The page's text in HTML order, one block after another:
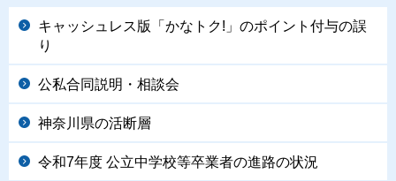
キャッシュレス版「かなトク!」のポイント付与の誤
り
公私合同説明・相談会
神奈川県の活断層
令和7年度 公立中学校等卒業者の進路の状況